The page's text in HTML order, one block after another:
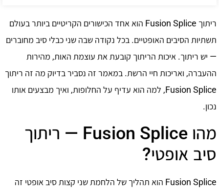
ריתוך Fusion Splice הוא אחד הכישורים הקריטיים ביותר בעולם
תשתיות הסיבים האופטיים. בכל נקודה שבה שני כבלי סיב מחוברים
— יש ריתוך. איכות הריתוך קובעת את עוצמת האות, מהירות
ההעברה, ואריכות חיי הרשת. במאמר זה נסביר בדיוק מה זה ריתוך
Fusion Splice, למה הוא עדיף על החלופות, ואיך מבצעים אותו
נכון.
מהו Fusion Splice — ריתוך
סיב אופטי?
Fusion Splice הוא תהליך של הלחמת שני קצות סיב אופטי זה